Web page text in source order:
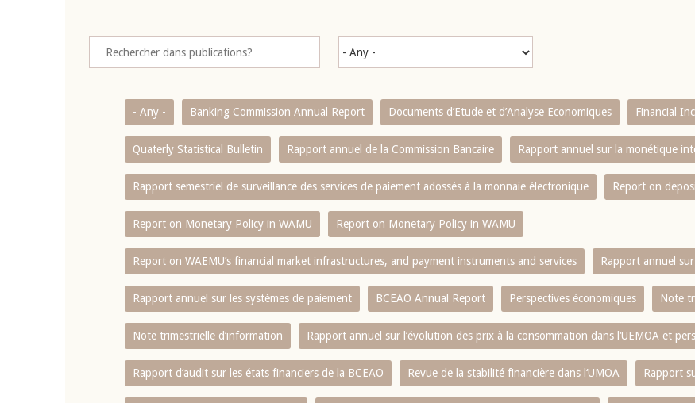
- Any - Banking Commission Annual Report Documents d’Etude et d’Analyse Economiques Financial
Quaterly Statistical Bulletin Rapport annuel de la Commission Bancaire Rapport annuel sur la monétique
Rapport semestriel de surveillance des services de paiement adossés à la monnaie électronique Report on
Report on Monetary Policy in WAMU Report on Monetary Policy in WAMU
Report on WAEMU’s financial market infrastructures, and payment instruments and services Rapport annuel
Rapport annuel sur les systèmes de paiement BCEAO Annual Report Perspectives économiques Note
Note trimestrielle d‘information Rapport annuel sur l‘évolution des prix à la consommation dans l‘UEMOA et
Rapport d‘audit sur les états financiers de la BCEAO Revue de la stabilité financière dans l‘UMOA Rapport